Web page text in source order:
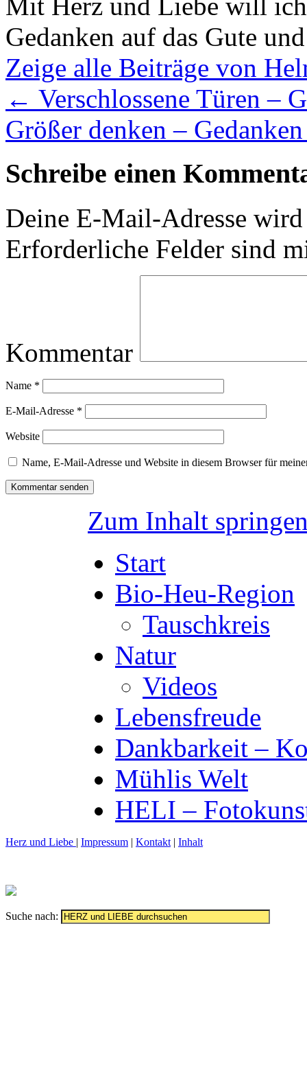
Gedanken auf das Gute
Zeige alle Beiträge von
← Verschlossene Türen –
Größer denken –
Schreibe einen
Deine E-Mail-Adresse
Erforderliche Felder sind
Kommentar
Name *
E-Mail-Adresse *
Website
Name, E-Mail-Adresse und Website in diesem Browser für
Zum Inhalt
Start
Bio-Heu-Region
Tauschkreis
Natur
Videos
Lebensfreude
Dankbarkeit –
Mühlis Welt
HELI –
Herz und Liebe | Impressum | Kontakt | Inhalt
Suche nach: